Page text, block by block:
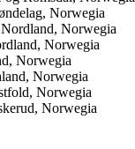
Norwegia
Nordland, Norwegia
Norwegia
Norwegia
Norwegia
Norwegia
Norwegia